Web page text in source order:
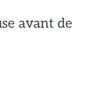
avant de